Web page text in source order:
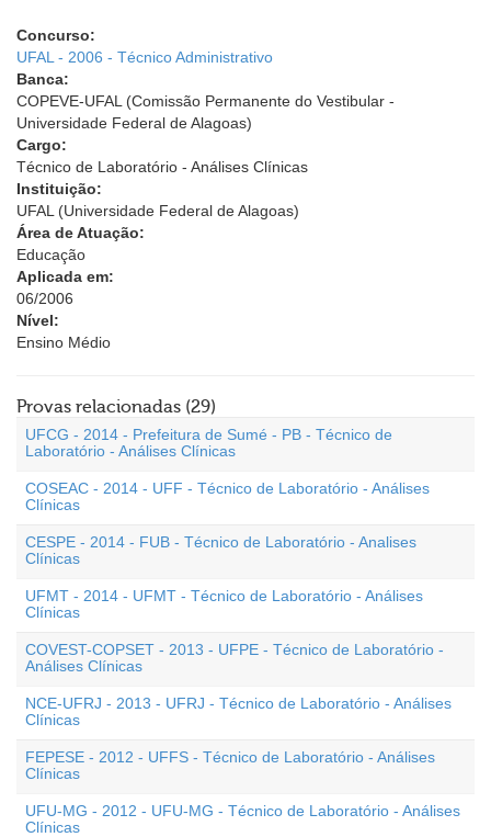
Concurso:
UFAL - 2006 - Técnico Administrativo
Banca:
COPEVE-UFAL (Comissão Permanente do Vestibular -
Universidade Federal de Alagoas)
Cargo:
Técnico de Laboratório - Análises Clínicas
Instituição:
UFAL (Universidade Federal de Alagoas)
Área de Atuação:
Educação
Aplicada em:
06/2006
Nível:
Ensino Médio
Provas relacionadas (29)
UFCG - 2014 - Prefeitura de Sumé - PB - Técnico de
Laboratório - Análises Clínicas
COSEAC - 2014 - UFF - Técnico de Laboratório - Análises
Clínicas
CESPE - 2014 - FUB - Técnico de Laboratório - Analises
Clínicas
UFMT - 2014 - UFMT - Técnico de Laboratório - Análises
Clínicas
COVEST-COPSET - 2013 - UFPE - Técnico de Laboratório -
Análises Clínicas
NCE-UFRJ - 2013 - UFRJ - Técnico de Laboratório - Análises
Clínicas
FEPESE - 2012 - UFFS - Técnico de Laboratório - Análises
Clínicas
UFU-MG - 2012 - UFU-MG - Técnico de Laboratório - Análises
Clínicas